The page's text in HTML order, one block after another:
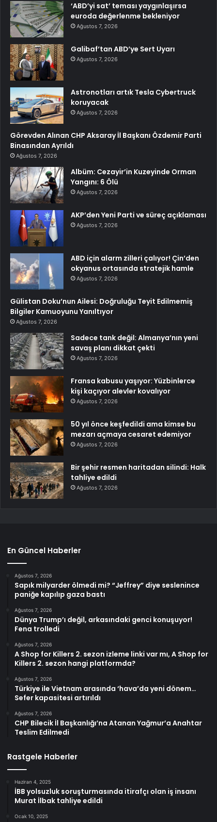
‘ABD’yi sat’ teması yaygınlaşırsa
euroda değerlenme bekleniyor
Ağustos 7, 2026
Galibaf’tan ABD’ye Sert Uyarı
Ağustos 7, 2026
Astronotları artık Tesla Cybertruck
koruyacak
Ağustos 7, 2026
Görevden Alınan CHP Aksaray İl Başkanı Özdemir Parti
Binasından Ayrıldı
Ağustos 7, 2026
Albüm: Cezayir’in Kuzeyinde Orman
Yangını: 6 Ölü
Ağustos 7, 2026
AKP’den Yeni Parti ve süreç açıklaması
Ağustos 7, 2026
ABD için alarm zilleri çalıyor! Çin’den
okyanus ortasında stratejik hamle
Ağustos 7, 2026
Gülistan Doku’nun Ailesi: Doğruluğu Teyit Edilmemiş
Bilgiler Kamuoyunu Yanıltıyor
Ağustos 7, 2026
Sadece tank değil: Almanya’nın yeni
savaş planı dikkat çekti
Ağustos 7, 2026
Fransa kabusu yaşıyor: Yüzbinlerce
kişi kaçıyor alevler kovalıyor
Ağustos 7, 2026
50 yıl önce keşfedildi ama kimse bu
mezarı açmaya cesaret edemiyor
Ağustos 7, 2026
Bir şehir resmen haritadan silindi: Halk
tahliye edildi
Ağustos 7, 2026
En Güncel Haberler
Ağustos 7, 2026
Sapık milyarder ölmedi mi? “Jeffrey” diye seslenince
paniğe kapılıp gaza bastı
Ağustos 7, 2026
Dünya Trump’ı değil, arkasındaki genci konuşuyor!
Fena trolledi
Ağustos 7, 2026
A Shop for Killers 2. sezon izleme linki var mı, A Shop for
Killers 2. sezon hangi platformda?
Ağustos 7, 2026
Türkiye ile Vietnam arasında ‘hava’da yeni dönem…
Sefer kapasitesi artırıldı
Ağustos 7, 2026
CHP Bilecik İl Başkanlığı’na Atanan Yağmur’a Anahtar
Teslim Edilmedi
Rastgele Haberler
Haziran 4, 2025
İBB yolsuzluk soruşturmasında itirafçı olan iş insanı
Murat İlbak tahliye edildi
Ocak 10, 2025